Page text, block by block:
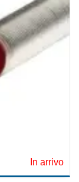
In arrivo